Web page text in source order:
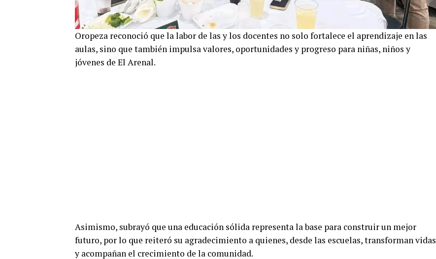
Oropeza reconoció que la labor de las y los docentes no solo fortalece el aprendizaje en las
aulas, sino que también impulsa valores, oportunidades y progreso para niñas, niños y
jóvenes de El Arenal.
Asimismo, subrayó que una educación sólida representa la base para construir un mejor
futuro, por lo que reiteró su agradecimiento a quienes, desde las escuelas, transforman vidas
y acompañan el crecimiento de la comunidad.